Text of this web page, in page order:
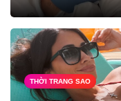
THỜI TRANG SAO